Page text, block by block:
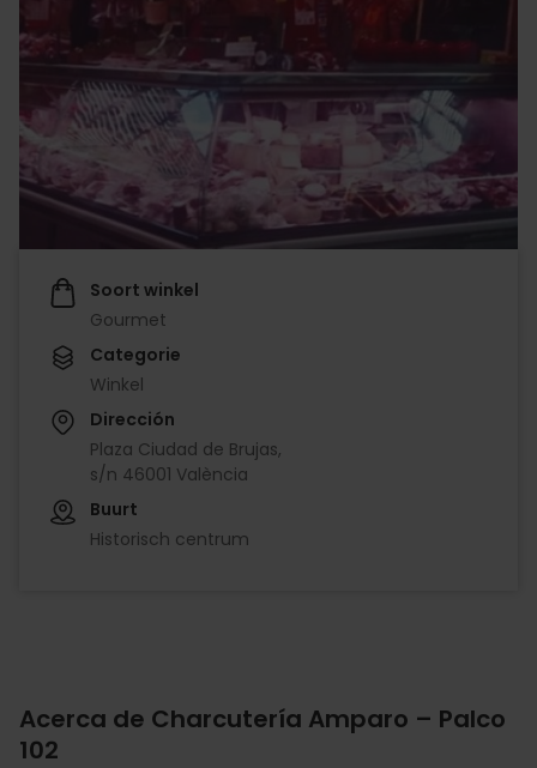
Soort winkel
Gourmet
Categorie
Winkel
Dirección
Plaza Ciudad de Brujas,
s/n 46001 València
Buurt
Historisch centrum
Acerca de Charcutería Amparo – Palco
102